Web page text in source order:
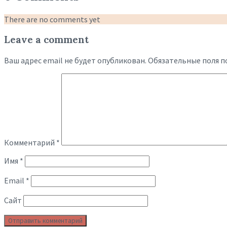
There are no comments yet
Leave a comment
Ваш адрес email не будет опубликован. Обязательные поля
Комментарий *
Имя *
Email *
Сайт